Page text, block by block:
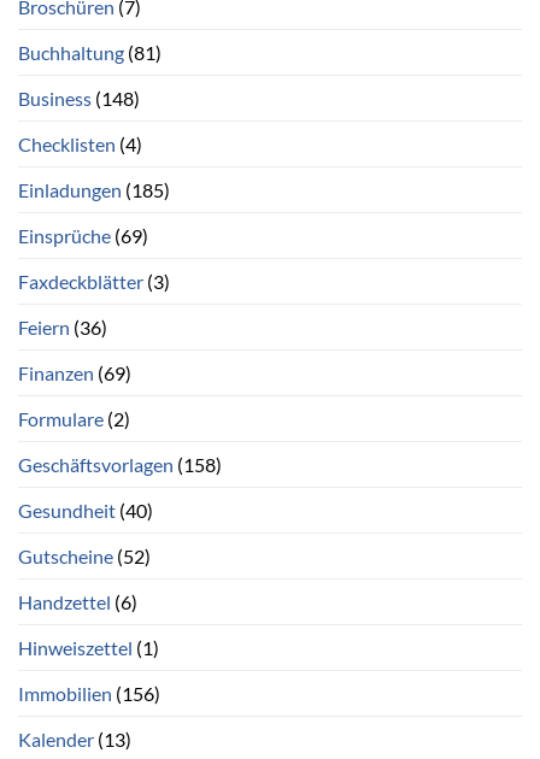
Broschüren (7)
Buchhaltung (81)
Business (148)
Checklisten (4)
Einladungen (185)
Einsprüche (69)
Faxdeckblätter (3)
Feiern (36)
Finanzen (69)
Formulare (2)
Geschäftsvorlagen (158)
Gesundheit (40)
Gutscheine (52)
Handzettel (6)
Hinweiszettel (1)
Immobilien (156)
Kalender (13)